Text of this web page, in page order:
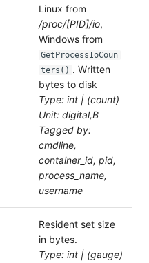
Linux from
/proc/[PID]/io,
Windows from
GetProcessIoCoun
ters() . Written
bytes to disk
Type: int | (count)
Unit: digital,B
Tagged by:
cmdline,
container_id, pid,
process_name,
username
Resident set size
in bytes.
Type: int | (gauge)